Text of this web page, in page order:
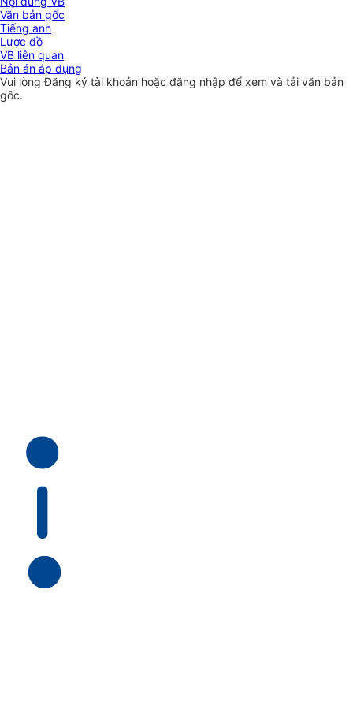
Văn bản gốc
Tiếng anh
Lược đồ
VB liên quan
Bản án áp dụng
Vui lòngĐăng ký tài khoản hoặc đăng nhập để xem và tải văn bản
gốc.